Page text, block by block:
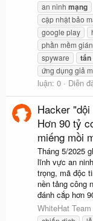
an ninh mạng
cập nhật bảo
google play
phần mềm
spyware
tấn
ứng dụng giả
luận: 0
Diễn
Hacker
Hơn 90 tỷ
miếng mồi
Tháng 5/2025
lĩnh vực an
trọng, mã độc
nền tảng công
đánh cắp hơn
WhiteHat Team